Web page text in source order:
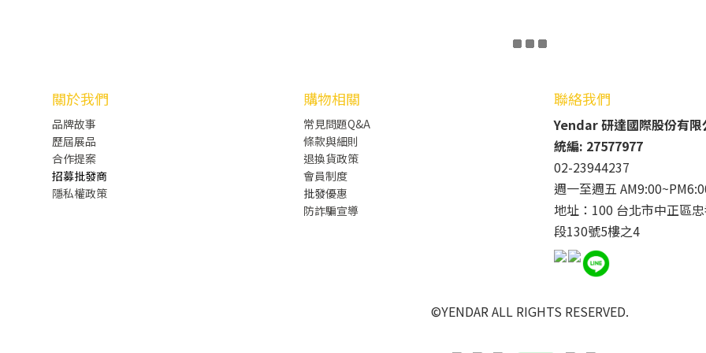
關於我們
品牌故事
歷屆展品
合作提案
招募批發商
隱私權政策
購物相關
常見問題Q&A
條款與細則
退換貨政策
會員制度
批發優惠
防詐騙宣導
聯絡我們
Yendar 研達國際股份有限
統編: 27577977
02-23944237
週一至週五
地址：100 台北市中正區
段130號5樓之4
©YENDAR ALL RIGHTS RESERVED.